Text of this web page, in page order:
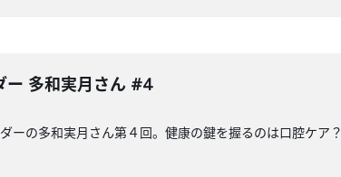
ー 多和実月さん #4
ーの多和実月さん第４回。健康の鍵を握るのは口腔ケア